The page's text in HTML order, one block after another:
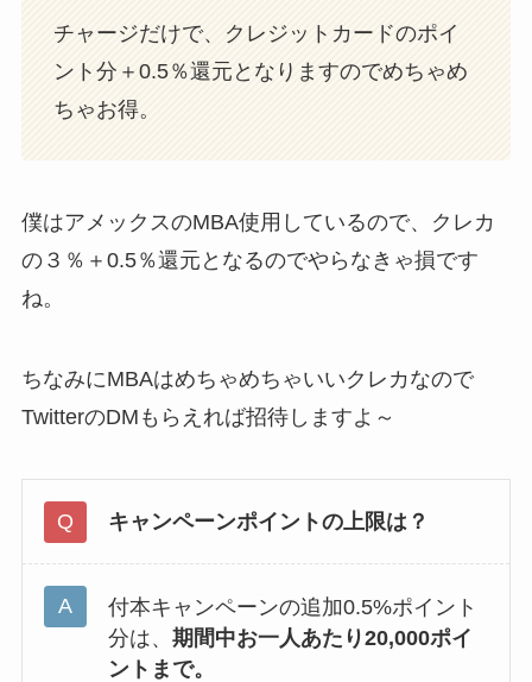
チャージだけで、クレジットカードのポイ
ント分＋0.5％還元となりますのでめちゃめ
ちゃお得。
僕はアメックスのMBA使用しているので、クレカ
の３％＋0.5％還元となるのでやらなきゃ損です
ね。
ちなみにMBAはめちゃめちゃいいクレカなので
TwitterのDMもらえれば招待しますよ～
キャンペーンポイントの上限は？
付本キャンペーンの追加0.5%ポイント
分は、 期間中お一人あたり20,000ポイ
ントまで。